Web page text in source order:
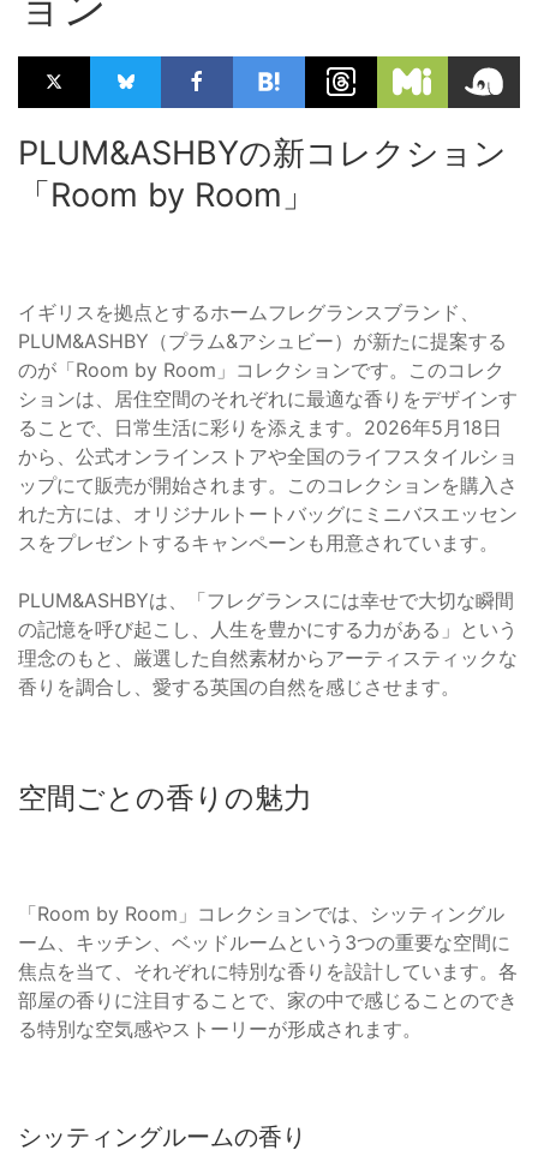
PLUM&ASHBYの新コレクション
「Room by Room」
イギリスを拠点とするホームフレグランスブランド、
PLUM&ASHBY（プラム&アシュビー）が新たに提案する
のが「Room by Room」コレクションです。このコレク
ションは、居住空間のそれぞれに最適な香りをデザインす
ることで、日常生活に彩りを添えます。2026年5月18日
から、公式オンラインストアや全国のライフスタイルショ
ップにて販売が開始されます。このコレクションを購入さ
れた方には、オリジナルトートバッグにミニバスエッセン
スをプレゼントするキャンペーンも用意されています。
PLUM&ASHBYは、「フレグランスには幸せで大切な瞬間
の記憶を呼び起こし、人生を豊かにする力がある」という
理念のもと、厳選した自然素材からアーティスティックな
香りを調合し、愛する英国の自然を感じさせます。
空間ごとの香りの魅力
「Room by Room」コレクションでは、シッティングル
ーム、キッチン、ベッドルームという3つの重要な空間に
焦点を当て、それぞれに特別な香りを設計しています。各
部屋の香りに注目することで、家の中で感じることのでき
る特別な空気感やストーリーが形成されます。
シッティングルームの香り